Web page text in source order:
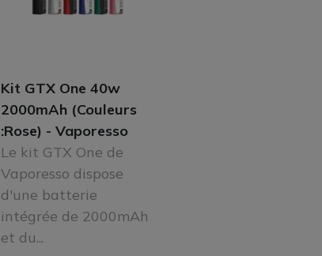
Kit GTX One 40w
2000mAh (Couleurs
:Rose) - Vaporesso
Le kit GTX One de
Vaporesso dispose
d'une batterie
intégrée de 2000mAh
et du...